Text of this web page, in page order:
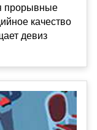
прорывные
качество
девиз